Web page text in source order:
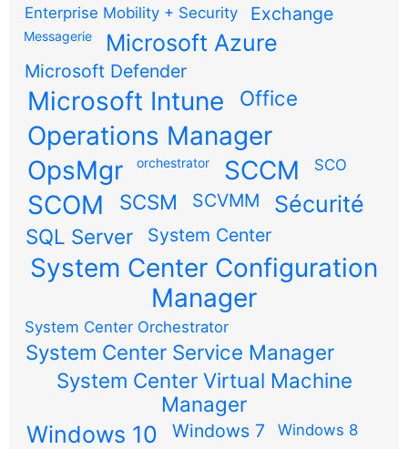
Enterprise Mobility + Security
Exchange
Messagerie Microsoft Azure
Microsoft Defender
Microsoft Intune Office
Operations Manager
OpsMgr
orchestrator SCCM SCO
SCOM SCSM SCVMM Sécurité
SQL Server System Center
System Center Configuration
Manager
System Center Orchestrator
System Center Service Manager
System Center Virtual Machine
Manager
Windows 10 Windows 7
Windows 8